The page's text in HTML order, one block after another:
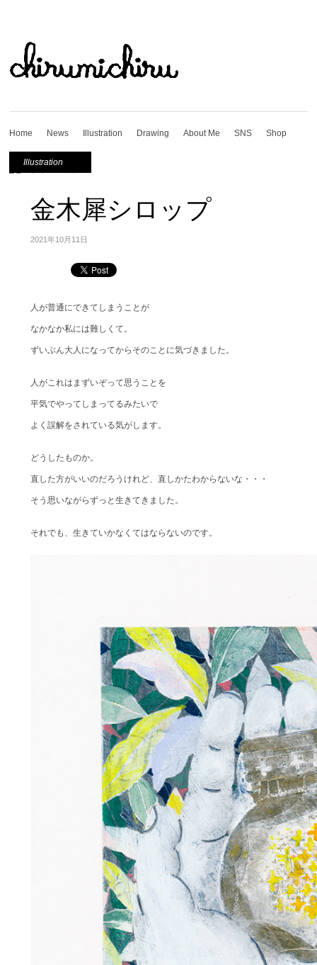
Home News Illustration Drawing About Me SNS Shop
Illustration
金木犀シロップ
2021年10月11日
人が普通にできてしまうことが
なかなか私には難しくて。
ずいぶん大人になってからそのことに気づきました。
人がこれはまずいぞって思うことを
平気でやってしまってるみたいで
よく誤解をされている気がします。
どうしたものか。
直した方がいいのだろうけれど、直しかたわからないな・・・
そう思いながらずっと生きてきました。
それでも、生きていかなくてはならないのです。